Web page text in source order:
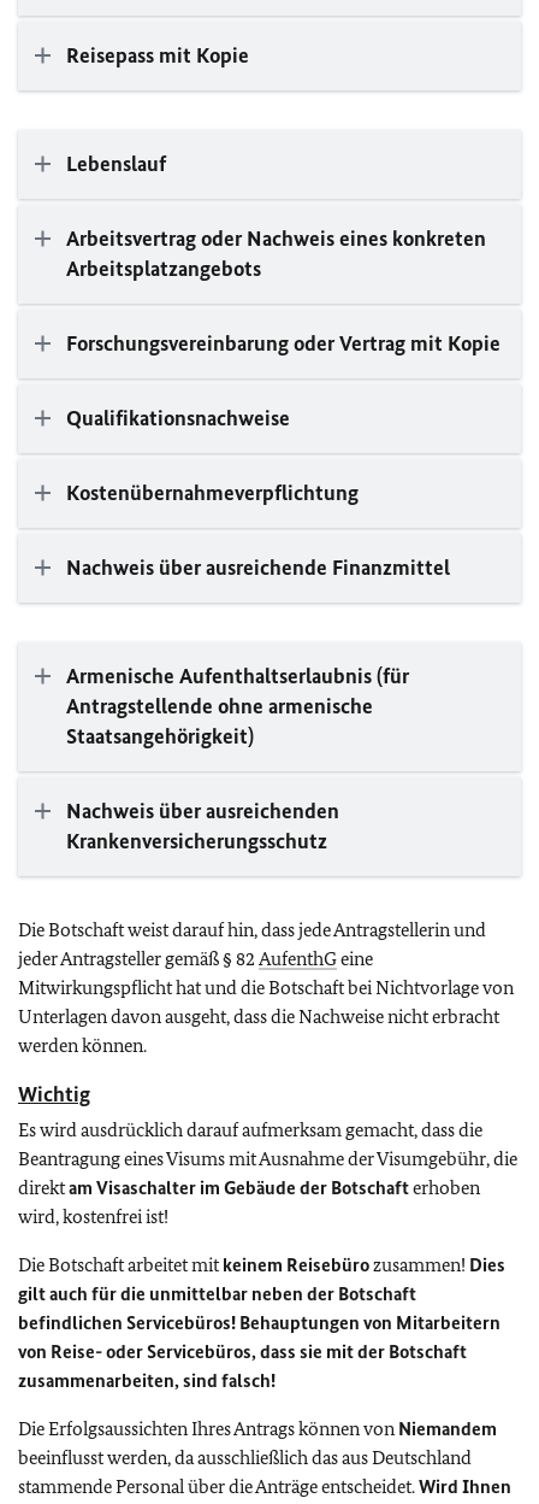
Reisepass mit Kopie
Lebenslauf
Arbeitsvertrag oder Nachweis eines konkreten
Arbeitsplatzangebots
Forschungsvereinbarung oder Vertrag mit Kopie
Qualifikationsnachweise
Kostenübernahmeverpflichtung
Nachweis über ausreichende Finanzmittel
Armenische Aufenthaltserlaubnis (für
Antragstellende ohne armenische
Staatsangehörigkeit)
Nachweis über ausreichenden
Krankenversicherungsschutz
Die Botschaft weist darauf hin, dass jede Antragstellerin und
jeder Antragsteller gemäß § 82 AufenthGeine
Mitwirkungspflicht hat und die Botschaft bei Nichtvorlage von
Unterlagen davon ausgeht, dass die Nachweise nicht erbracht
werden können.
Wichtig
Es wird ausdrücklich darauf aufmerksam gemacht, dass die
Beantragung eines Visums mit Ausnahme der Visumgebühr, die
direktam Visaschalter im Gebäude der Botschafterhoben
wird, kostenfrei ist!
Die Botschaft arbeitet mitkeinem Reisebürozusammen! Dies
gilt auch für die unmittelbar neben der Botschaft
befindlichen Servicebüros! Behauptungen von Mitarbeitern
von Reise- oder Servicebüros, dass sie mit der Botschaft
zusammenarbeiten, sind falsch!
Die Erfolgsaussichten Ihres Antrags können von Niemandem
beeinflusst werden, da ausschließlich das aus Deutschland
stammende Personal über die Anträge entscheidet.Wird Ihnen